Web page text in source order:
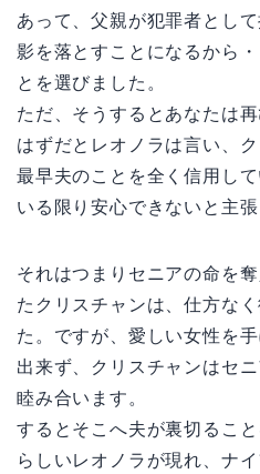
あって、父親が犯罪者とし
影を落とすことになるから
とを選びました。
ただ、そうするとあなたは
はずだとレオノラは言い、
最早夫のことを全く信用し
いる限り安心できないと主張
それはつまりセニアの命を
たクリスチャンは、仕方な
た。ですが、愛しい女性を
出来ず、クリスチャンはセ
睦み合います。
するとそこへ夫が裏切るこ
らしいレオノラが現れ、ナ